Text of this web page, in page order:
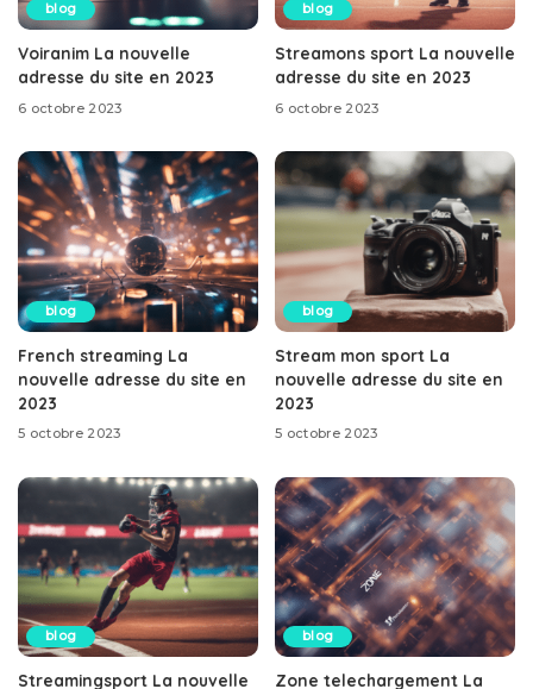
blog
Voiranim La nouvelle
adresse du site en 2023
6 octobre 2023
blog
Streamons sport La nouvelle
adresse du site en 2023
6 octobre 2023
blog
French streaming La
nouvelle adresse du site en
2023
5 octobre 2023
blog
Stream mon sport La
nouvelle adresse du site en
2023
5 octobre 2023
blog
Streamingsport La nouvelle
blog
Zone telechargement La